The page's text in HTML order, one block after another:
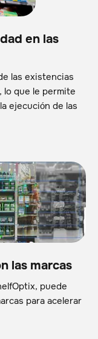
en las
las existencias
lo que le permite
ejecución de las
las marcas
puede
para acelerar